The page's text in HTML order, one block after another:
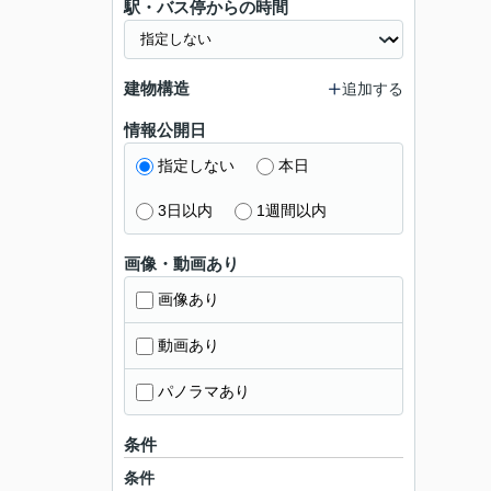
駅・バス停からの時間
建物構造 追加する
情報公開日
指定しない 本日
3日以内 1週間以内
画像・動画あり
画像あり
動画あり
パノラマあり
条件
条件